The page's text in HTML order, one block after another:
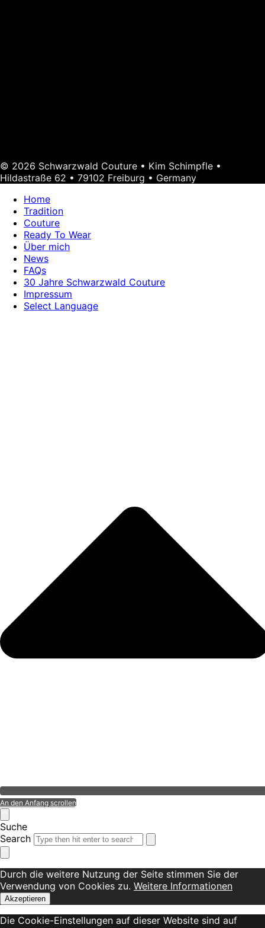
© 2026 Schwarzwald Couture • Kim Schimpfle •
Hildastraße 62 • 79102 Freiburg • Germany
Home
Tradition
Couture
Ready To Wear
Über mich
News
FAQs
30 Jahre Schwarzwald Couture
Impressum
Select Language
An den Anfang scrollen
Suche
Search
Durch die weitere Nutzung der Seite stimmen Sie der
Verwendung von Cookies zu. Weitere Informationen
Akzeptieren
Die Cookie-Einstellungen auf dieser Website sind auf